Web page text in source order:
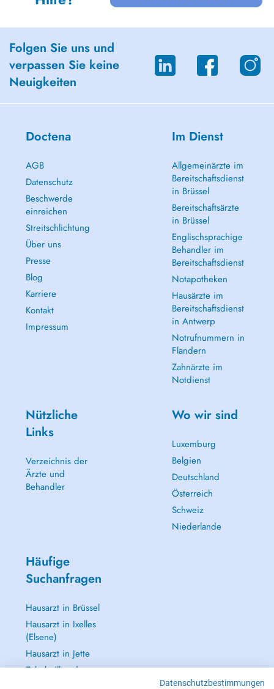
Folgen Sie uns und
verpassen Sie keine
Neuigkeiten
Doctena
AGB
Datenschutz
Beschwerde
einreichen
Streitschlichtung
Über uns
Presse
Blog
Karriere
Kontakt
Impressum
Im Dienst
Allgemeinärzte im
Bereitschaftsdienst
in Brüssel
Bereitschaftsärzte
in Brüssel
Englischsprachige
Behandler im
Bereitschaftsdienst
Notapotheken
Hausärzte im
Bereitschaftsdienst
in Antwerp
Notrufnummern in
Flandern
Zahnärzte im
Notdienst
Nützliche
Links
Verzeichnis der
Ärzte und
Behandler
Wo wir sind
Luxemburg
Belgien
Deutschland
Österreich
Schweiz
Niederlande
Häufige
Suchanfragen
Hausarzt in Brüssel
Hausarzt in Ixelles
(Elsene)
Hausarzt in Jette
Zahnheilkunde
Datenschutzbestimmungen